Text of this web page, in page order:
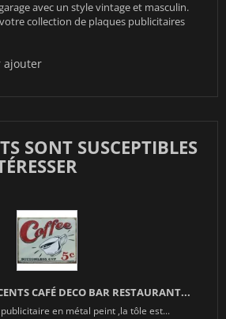
avec un style vintage et masculin.
collection de plaques publicitaires
ajouter
SONT SUSCEPTIBLES
CAFÉ DECO BAR RESTAURANT...
en métal peint ,la tôle est...